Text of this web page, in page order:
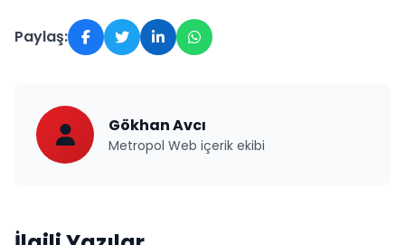
Paylaş:
Gökhan Avcı
Metropol Web içerik ekibi